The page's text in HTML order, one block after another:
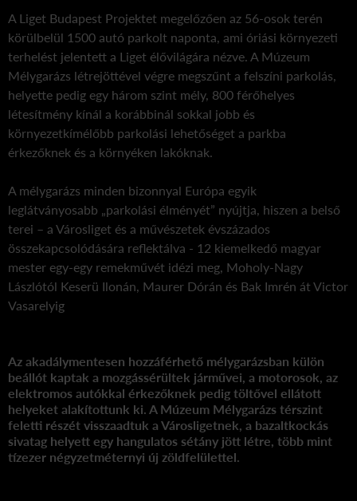
A Liget Budapest Projektet megelőzően az 56-osok terén
körülbelül 1500 autó parkolt naponta, ami óriási környezeti
terhelést jelentett a Liget élővilágára nézve. A Múzeum
Mélygarázs létrejöttével végre megszűnt a felszíni parkolás,
helyette pedig egy három szint mély, 800 férőhelyes
létesítmény kínál a korábbinál sokkal jobb és
környezetkímélőbb parkolási lehetőséget a parkba
érkezőknek és a környéken lakóknak.
A mélygarázs minden bizonnyal Európa egyik
leglátványosabb „parkolási élményét” nyújtja, hiszen a belső
terei – a Városliget és a művészetek évszázados
összekapcsolódására reflektálva - 12 kiemelkedő magyar
mester egy-egy remekművét idézi meg, Moholy-Nagy
Lászlótól Keserü Ilonán, Maurer Dórán és Bak Imrén át Victor
Vasarelyig
Az akadálymentesen hozzáférhető mélygarázsban külön
beállót kaptak a mozgássérültek járművei, a motorosok, az
elektromos autókkal érkezőknek pedig töltővel ellátott
helyeket alakítottunk ki. A Múzeum Mélygarázs térszint
feletti részét visszaadtuk a Városligetnek, a bazaltkockás
sivatag helyett egy hangulatos sétány jött létre, több mint
tízezer négyzetméternyi új zöldfelülettel.